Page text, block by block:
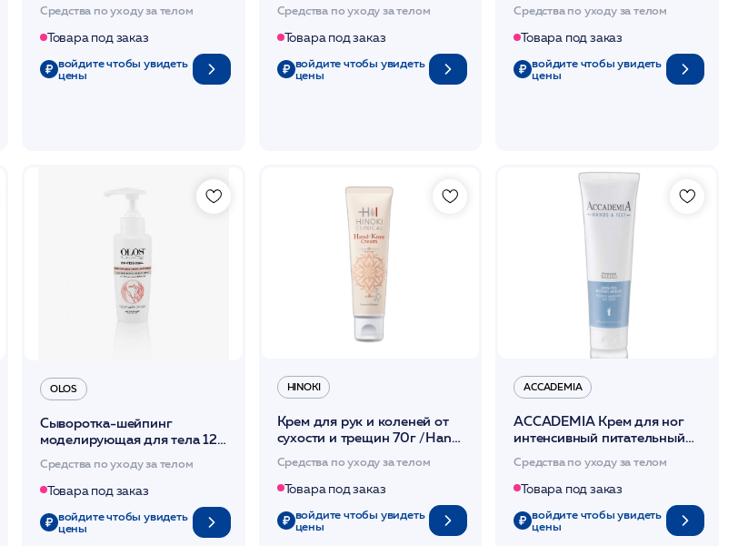
Средства по уходу за телом
Товара под заказ
войдите чтобы увидеть
цены
Средства по уходу за телом
Товара под заказ
войдите чтобы увидеть
цены
Средства по уходу за телом
Товара под заказ
войдите чтобы увидеть
цены
OLOS
Сыворотка-шейпинг
моделирующая для тела 120
Средства по уходу за телом
Товара под заказ
войдите чтобы увидеть
цены
HINOKI
Крем для рук и коленей от
сухости и трещин 70г /Hand
Clinical
Средства по уходу за телом
Товара под заказ
войдите чтобы увидеть
цены
ACCADEMIA
ACCADEMIA Крем для ног
интенсивный питательный
Средства по уходу за телом
Товара под заказ
войдите чтобы увидеть
цены